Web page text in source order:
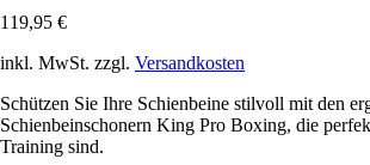
119,95 €
inkl. MwSt. zzgl. Versandkosten
Schützen Sie Ihre Schienbeine stilvoll mit den
Schienbeinschonern King Pro Boxing, die
Training sind.